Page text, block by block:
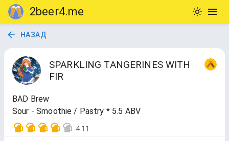
2beer4.me
НАЗАД
SPARKLING TANGERINES WITH
FIR
BAD Brew
Sour - Smoothie / Pastry * 5.5 ABV
4.11